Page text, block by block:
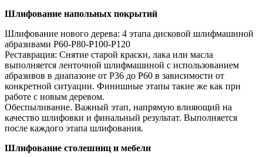
Шлифование напольных покрытий
Шлифование нового дерева: 4 этапа дисковой шлифмашиной
абразивами Р60-Р80-Р100-Р120
Реставрация: Снятие старой краски, лака или масла
выполняется ленточной шлифмашиной с использованием
абразивов в диапазоне от P36 до P60 в зависимости от
конкретной ситуации. Финишные этапы такие же как при
работе с новым деревом.
Обеспыливание. Важный этап, напрямую влияющий на
качество шлифовки и финальный результат. Выполняется
после каждого этапа шлифования.
Шлифование столешниц и мебели